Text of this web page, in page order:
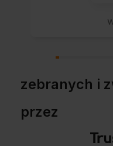
zebranych i
przez